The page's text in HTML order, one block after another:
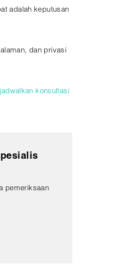
adalah keputusan
dan privasi
jadwalkan konsultasi
pemeriksaan